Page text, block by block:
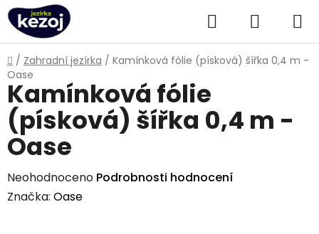
Přejít
na
obsah
Hledat
KOŠÍK
Domů
/ Zahradní jezírka / Kamínková fólie (písková) šířka 0,4 m -
Oase
Kamínková fólie
(písková) šířka 0,4 m -
Oase
Průměrné
hodnocení
Neohodnoceno Podrobnosti hodnocení
Značka: Oase